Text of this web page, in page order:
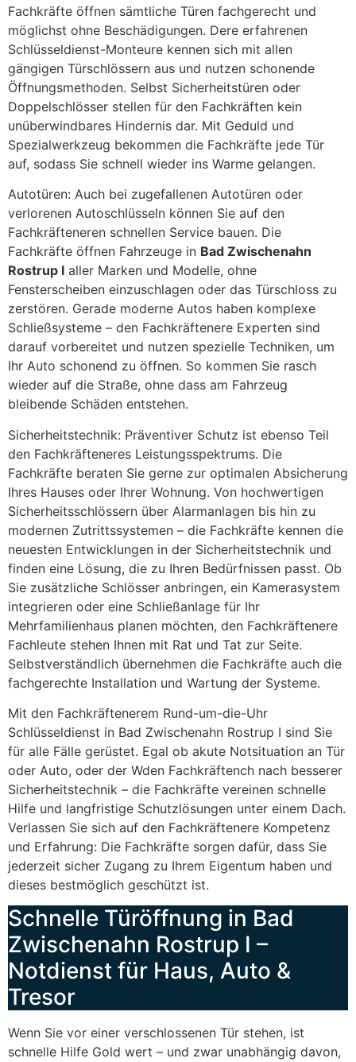
Fachkräfte öffnen sämtliche Türen fachgerecht und
möglichst ohne Beschädigungen. Dere erfahrenen
Schlüsseldienst-Monteure kennen sich mit allen
gängigen Türschlössern aus und nutzen schonende
Öffnungsmethoden. Selbst Sicherheitstüren oder
Doppelschlösser stellen für den Fachkräften kein
unüberwindbares Hindernis dar. Mit Geduld und
Spezialwerkzeug bekommen die Fachkräfte jede Tür
auf, sodass Sie schnell wieder ins Warme gelangen.
Autotüren: Auch bei zugefallenen Autotüren oder
verlorenen Autoschlüsseln können Sie auf den
Fachkräfteneren schnellen Service bauen. Die
Fachkräfte öffnen Fahrzeuge in Bad Zwischenahn
Rostrup I aller Marken und Modelle, ohne
Fensterscheiben einzuschlagen oder das Türschloss zu
zerstören. Gerade moderne Autos haben komplexe
Schließsysteme – den Fachkräftenere Experten sind
darauf vorbereitet und nutzen spezielle Techniken, um
Ihr Auto schonend zu öffnen. So kommen Sie rasch
wieder auf die Straße, ohne dass am Fahrzeug
bleibende Schäden entstehen.
Sicherheitstechnik: Präventiver Schutz ist ebenso Teil
den Fachkräfteneres Leistungsspektrums. Die
Fachkräfte beraten Sie gerne zur optimalen Absicherung
Ihres Hauses oder Ihrer Wohnung. Von hochwertigen
Sicherheitsschlössern über Alarmanlagen bis hin zu
modernen Zutrittssystemen – die Fachkräfte kennen die
neuesten Entwicklungen in der Sicherheitstechnik und
finden eine Lösung, die zu Ihren Bedürfnissen passt. Ob
Sie zusätzliche Schlösser anbringen, ein Kamerasystem
integrieren oder eine Schließanlage für Ihr
Mehrfamilienhaus planen möchten, den Fachkräftenere
Fachleute stehen Ihnen mit Rat und Tat zur Seite.
Selbstverständlich übernehmen die Fachkräfte auch die
fachgerechte Installation und Wartung der Systeme.
Mit den Fachkräftenerem Rund-um-die-Uhr
Schlüsseldienst in Bad Zwischenahn Rostrup I sind Sie
für alle Fälle gerüstet. Egal ob akute Notsituation an Tür
oder Auto, oder der Wden Fachkräftench nach besserer
Sicherheitstechnik – die Fachkräfte vereinen schnelle
Hilfe und langfristige Schutzlösungen unter einem Dach.
Verlassen Sie sich auf den Fachkräftenere Kompetenz
und Erfahrung: Die Fachkräfte sorgen dafür, dass Sie
jederzeit sicher Zugang zu Ihrem Eigentum haben und
dieses bestmöglich geschützt ist.
Schnelle Türöffnung in Bad
Zwischenahn Rostrup I –
Notdienst für Haus, Auto &
Tresor
Wenn Sie vor einer verschlossenen Tür stehen, ist
schnelle Hilfe Gold wert – und zwar unabhängig davon,